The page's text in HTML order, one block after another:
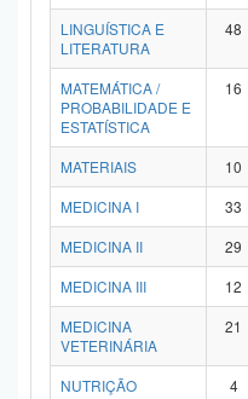
LINGUÍSTICA E
LITERATURA
48
MATEMÁTICA /
PROBABILIDADE E
ESTATÍSTICA
16
MATERIAIS 10
MEDICINA I
33
MEDICINA II
29
MEDICINA III
12
MEDICINA
VETERINÁRIA
21
NUTRIÇÃO 4